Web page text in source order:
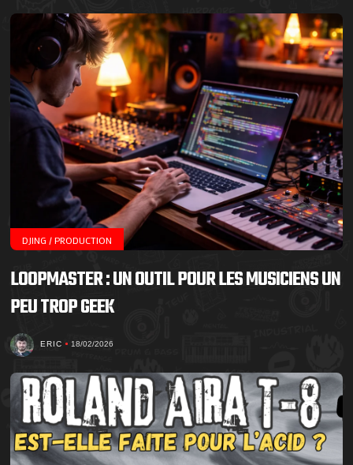
DJING / PRODUCTION
LOOPMASTER : UN OUTIL POUR LES MUSICIENS UN
PEU TROP GEEK
ERIC 18/02/2026